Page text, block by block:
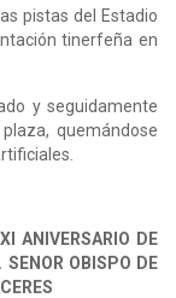
pistas del Estadio
tinerfeña en
y seguidamente
quemándose
ANIVERSARIO DE
SENOR OBISPO DE